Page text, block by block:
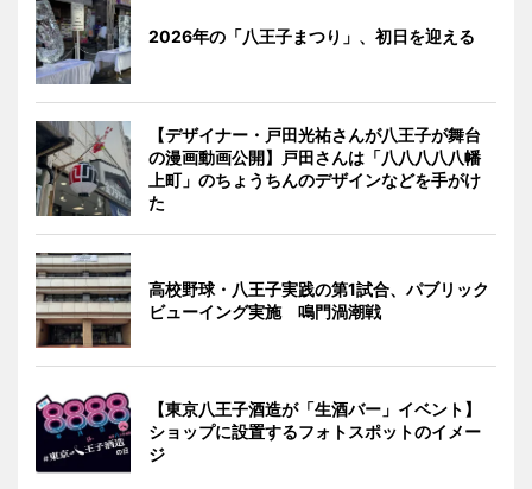
2026年の「八王子まつり」、初日を迎える
【デザイナー・戸田光祐さんが八王子が舞台
の漫画動画公開】戸田さんは「八八八八八幡
上町」のちょうちんのデザインなどを手がけ
た
高校野球・八王子実践の第1試合、パブリック
ビューイング実施 鳴門渦潮戦
【東京八王子酒造が「生酒バー」イベント】
ショップに設置するフォトスポットのイメー
ジ